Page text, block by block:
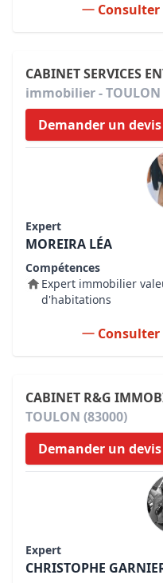
CABINET SERVICES
immobilier - TOULON
Demander un devis
Expert
MOREIRA LÉA
Compétences
Expert immobilier
d'habitations
CABINET R&G
TOULON (83000)
Demander un devis
Expert
CHRISTOPHE